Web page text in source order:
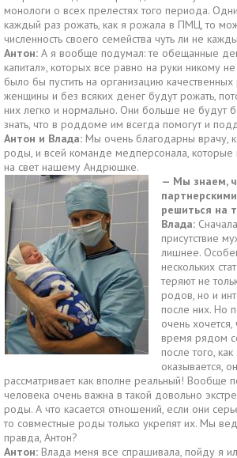
монологи о всех прелестях того периода.
каждый раз рожать, как я рожала в ПМЦ, то
численность своего семейства чуть ли не
Антон: А я вообще подумал: те обещанные
капитал», которых все равно на руки никому
было бы пустить на организацию
женщины и без всяких денег будут рожать,
них легко и нормально. Они больше не будут
знать, что в роддоме им всегда помогут и
Антон и Влада: Мы очень благодарны врачу,
роды, и всей команде медперсонала, которые
на свет нашему Андрюшке.
— Мы знаем,
решиться на
Влада:
присутствие
лишнее.
нескольких
теряют не
родов, но и
после них. Но
очень
время рядом
после того,
оказывается,
рассматривает как вполне реальный! Вообще
человека очень важна в такой довольно
роды. А что касается отношений, если они
то совместные роды только укрепят их. Мы
правда, Антон?
Антон: Влада меня все спрашивала, пойду я